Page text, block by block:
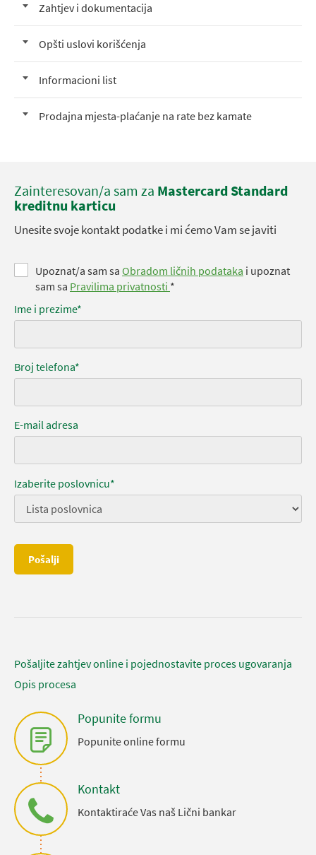
Zahtjev i dokumentacija
Opšti uslovi korišćenja
Informacioni list
Prodajna mjesta-plaćanje na rate bez kamate
Zainteresovan/a sam za Mastercard Standard
kreditnu karticu
Unesite svoje kontakt podatke i mi ćemo Vam se javiti
Upoznat/a sam sa Obradom ličnih podataka i upoznat
sam sa Pravilima privatnosti *
Ime i prezime*
Broj telefona*
E-mail adresa
Izaberite poslovnicu*
Pošalji
Pošaljite zahtjev online i pojednostavite proces ugovaranja
Opis procesa
Popunite formu
Popunite online formu
Kontakt
Kontaktiraće Vas naš Lični bankar